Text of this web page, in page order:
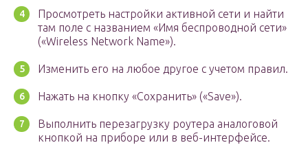
Просмотреть настройки активной сети и найти
там поле с названием «Имя беспроводной сети»
(«Wireless Network Name»).
Изменить его на любое другое с учетом правил.
Нажать на кнопку «Сохранить» («Save»).
Выполнить перезагрузку роутера аналоговой
кнопкой на приборе или в веб-интерфейсе.